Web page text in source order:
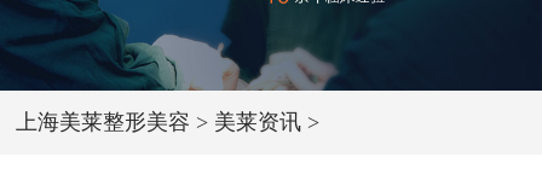
上海美莱整形美容 > 美莱资讯 >